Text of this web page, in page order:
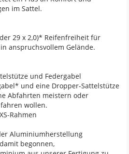
im Sattel.
29 x 2,0)* Reifenfreiheit für
anspruchsvollem Gelände.
und Federgabel
und eine Dropper-Sattelstütze
Abfahrten meistern oder
wollen.
Rahmen
Aluminiumherstellung
begonnen,